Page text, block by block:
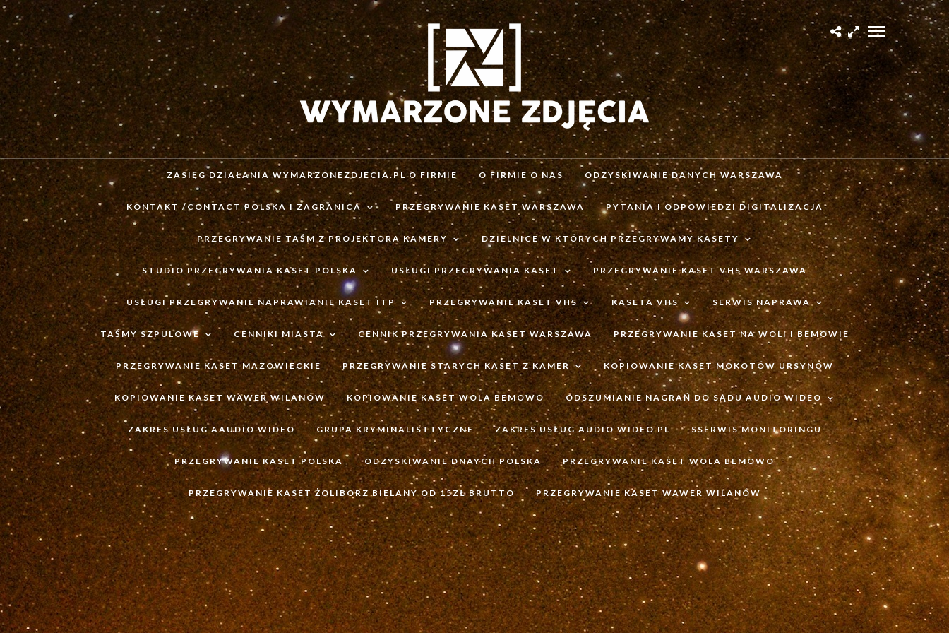
ZASIĘG DZIAŁANIA WYMARZONEZDJECIA.PL O FIRMIE O FIRMIE O NAS ODZYSKIWANIE DANYCH WARSZAWA
KONTAKT /CONTACT POLSKA I ZAGRANICA PRZEGRYWANIE KASET WARSZAWA PYTANIA I ODPOWIEDZI DIGITALIZACJA
PRZEGRYWANIE TAŚM Z PROJEKTORA KAMERY DZIELNICE W KTÓRYCH PRZEGRYWAMY KASETY
STUDIO PRZEGRYWANIA KASET POLSKA USŁUGI PRZEGRYWANIA KASET PRZEGRYWANIE KASET VHS WARSZAWA
USŁUGI PRZEGRYWANIE NAPRAWIANIE KASET ITP PRZEGRYWANIE KASET VHS KASETA VHS SERWIS NAPRAWA
TAŚMY SZPULOWE CENNIKI MIASTA CENNIK PRZEGRYWANIA KASET WARSZAWA PRZEGRYWANIE KASET NA WOLI I BEMOWIE
PRZEGRYWANIE KASET MAZOWIECKIE PRZEGRYWANIE STARYCH KASET Z KAMER KOPIOWANIE KASET MOKOTÓW URSYNÓW
KOPIOWANIE KASET WAWER WILANÓW KOPIOWANIE KASET WOLA BEMOWO ODSZUMIANIE NAGRAŃ DO SĄDU AUDIO WIDEO
ZAKRES USŁUG AAUDIO WIDEO GRUPA KRYMINALISTTYCZNE ZAKRES USŁUG AUDIO WIDEO PL SSERWIS MONITORINGU
PRZEGRYWANIE KASET POLSKA ODZYSKIWANIE DNAYCH POLSKA PRZEGRYWANIE KASET WOLA BEMOWO
PRZEGRYWANIE KASET ŻOLIBORZ BIELANY OD 15ZŁ BRUTTO PRZEGRYWANIE KASET WAWER WILANÓW